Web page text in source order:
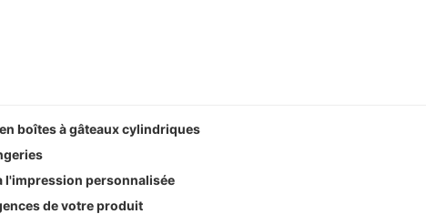
boîtes à gâteaux cylindriques
l'impression personnalisée
de votre produit